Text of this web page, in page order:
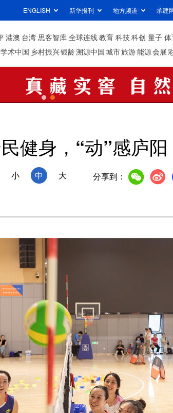
ENGLISH 新华报刊 地方频道 承建
港澳 台湾 思客智库 全球连线教育 科技科创 量子
学术中国 乡村振兴银龄溯源中国城市旅游能源会展
健身，“动”感庐阳
小 中 大 分享到：